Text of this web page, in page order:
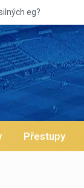
Přestupy